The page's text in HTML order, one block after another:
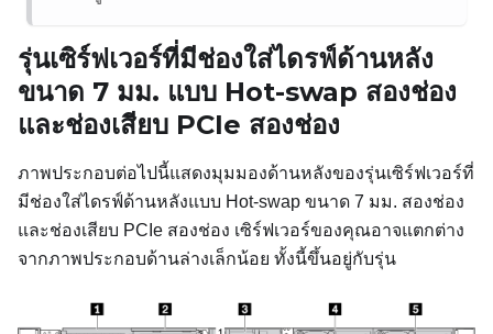
รุ่นเซิร์ฟเวอร์ที่มีช่องใส่ไดรฟ์ด้านหลัง
ขนาด 7 มม. แบบ Hot-swap สองช่อง
และช่องเสียบ PCIe สองช่อง
ภาพประกอบต่อไปนี้แสดงมุมมองด้านหลังของรุ่นเซิร์ฟเวอร์ที่
มีช่องใส่ไดรฟ์ด้านหลังแบบ Hot-swap ขนาด 7 มม. สองช่อง
และช่องเสียบ PCIe สองช่อง เซิร์ฟเวอร์ของคุณอาจแตกต่าง
จากภาพประกอบด้านล่างเล็กน้อย ทั้งนี้ขึ้นอยู่กับรุ่น